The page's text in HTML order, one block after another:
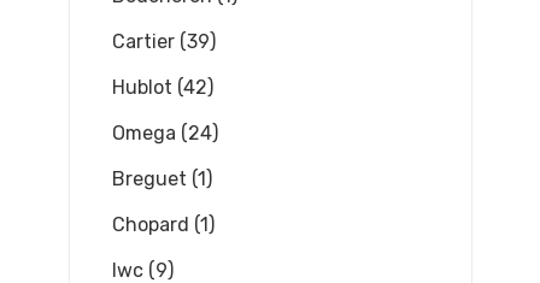
Cartier (39)
Hublot (42)
Omega (24)
Breguet (1)
Chopard (1)
Iwc (9)